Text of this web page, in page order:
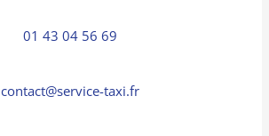
01 43 04 56 69
contact@service-taxi.fr